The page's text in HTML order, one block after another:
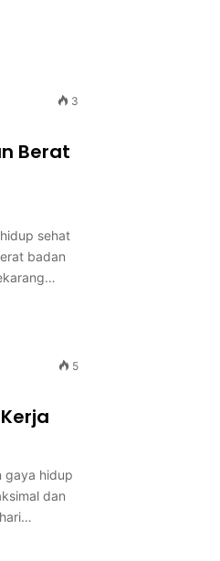
3
Berat
sehat
badan
5
gaya hidup
dan